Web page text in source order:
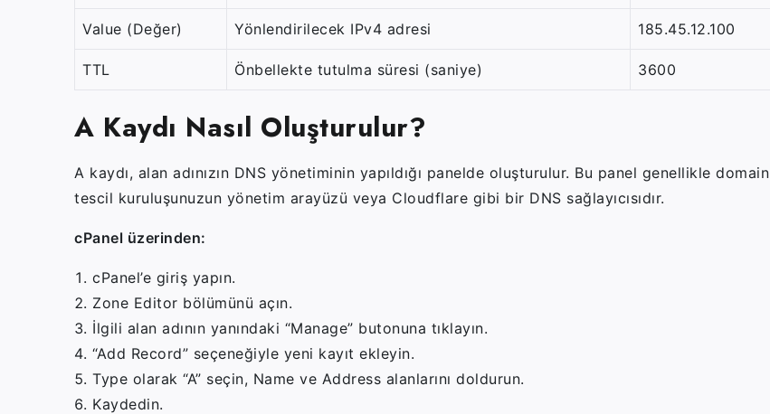
Value (Değer) Yönlendirilecek IPv4 adresi 185.45.12.100
TTL Önbellekte tutulma süresi (saniye) 3600
A Kaydı Nasıl Oluşturulur?
A kaydı, alan adınızın DNS yönetiminin yapıldığı panelde oluşturulur. Bu panel genellikle domain
tescil kuruluşunuzun yönetim arayüzü veya Cloudflare gibi bir DNS sağlayıcısıdır.
cPanel üzerinden:
cPanel’e giriş yapın.
Zone Editor bölümünü açın.
İlgili alan adının yanındaki “Manage” butonuna tıklayın.
“Add Record” seçeneğiyle yeni kayıt ekleyin.
Type olarak “A” seçin, Name ve Address alanlarını doldurun.
Kaydedin.